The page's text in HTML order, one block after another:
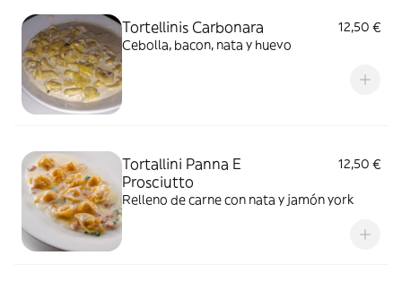
Tortellinis Carbonara
12,50 €
Cebolla, bacon, nata y huevo
Tortallini Panna E
Prosciutto
12,50 €
Relleno de carne con nata y jamón york